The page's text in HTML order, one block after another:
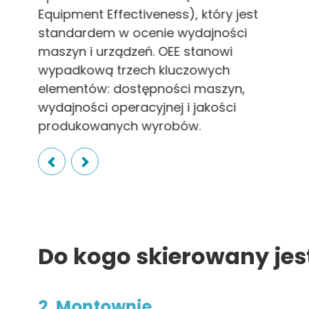
Equipment Effectiveness), który jest
standardem w ocenie wydajności
maszyn i urządzeń. OEE stanowi
wypadkową trzech kluczowych
elementów: dostępności maszyn,
wydajności operacyjnej i jakości
produkowanych wyrobów.
Do kogo skierowany